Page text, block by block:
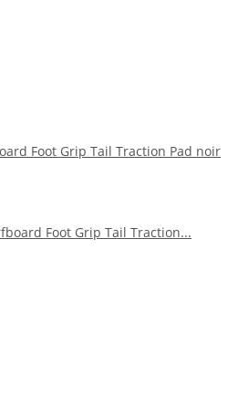
Foot Grip Tail Traction Pad noir